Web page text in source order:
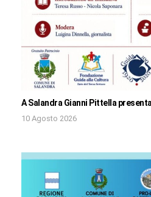
A Salandra Gianni Pittella
10 Agosto 2026